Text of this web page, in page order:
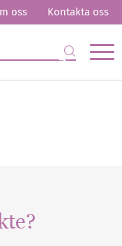
oss Kontakta oss